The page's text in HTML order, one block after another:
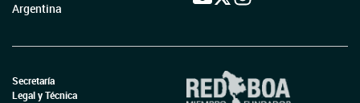
Argentina
Secretaría
Legal y Técnica